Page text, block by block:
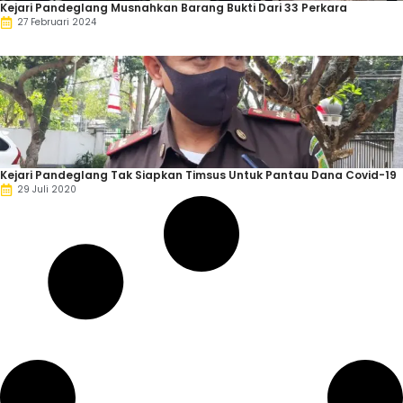
Kejari Pandeglang Musnahkan Barang Bukti Dari 33 Perkara
27 Februari 2024
Kejari Pandeglang Tak Siapkan Timsus Untuk Pantau Dana Covid-19
29 Juli 2020